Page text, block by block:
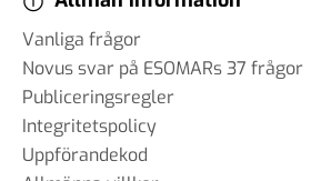
Vanliga frågor
Novus svar på ESOMARs 37 frågor
Publiceringsregler
Integritetspolicy
Uppförandekod